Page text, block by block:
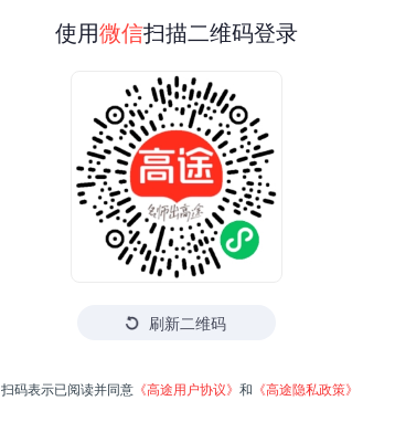
使用微信扫描二维码登录
刷新二维码
扫码表示已阅读并同意 《高途用户协议》 和 《高途隐私政策》